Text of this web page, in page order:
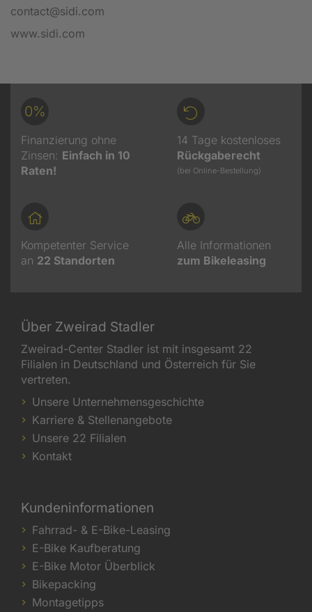
contact@sidi.com
www.sidi.com
0%
Finanzierung ohne
Zinsen: Einfach in 10
Raten!
14 Tage kostenloses
Rückgaberecht
(bei Online-Bestellung)
Kompetenter Service
an 22 Standorten
Alle Informationen
zum Bikeleasing
Über Zweirad Stadler
Zweirad-Center Stadler ist mit insgesamt 22
Filialen in Deutschland und Österreich für Sie
vertreten.
Unsere Unternehmensgeschichte
Karriere & Stellenangebote
Unsere 22 Filialen
Kontakt
Kundeninformationen
Fahrrad- & E-Bike-Leasing
E-Bike Kaufberatung
E-Bike Motor Überblick
Bikepacking
Montagetipps